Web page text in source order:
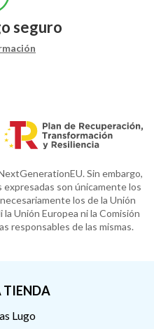
seguro
Sin embargo,
son únicamente los
los de la Unión
la Unión Europea ni la Comisión
responsables de las mismas.
TIENDA
Lugo